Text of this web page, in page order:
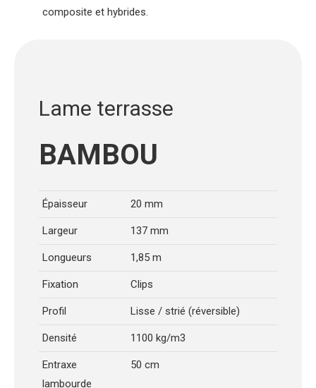
composite et hybrides.
Lame terrasse
BAMBOU
Épaisseur 20 mm
Largeur 137 mm
Longueurs 1,85 m
Fixation Clips
Profil Lisse / strié (réversible)
Densité 1100 kg/m3
Entraxe
lambourde
50 cm